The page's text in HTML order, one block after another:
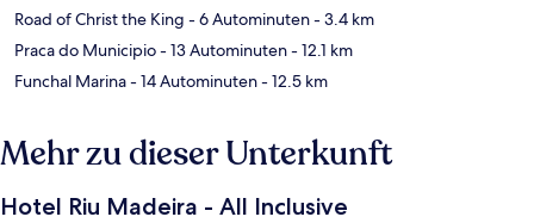
Road of Christ the King - 6 Autominuten- 3.4 km
Praca do Municipio- 13 Autominuten- 12.1 km
Funchal Marina- 14 Autominuten- 12.5 km
Mehr zu dieser Unterkunft
Hotel Riu Madeira - All Inclusive